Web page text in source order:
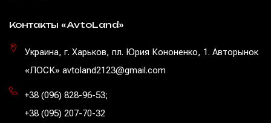
Контакты «AvtoLand»
Украина, г. Харьков, пл. Юрия Кононенко, 1. Авторынок
«ЛОСК» avtoland2123@gmail.com
+38 (096) 828-96-53;
+38 (095) 207-70-32